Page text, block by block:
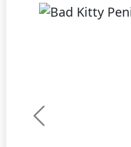
Previous